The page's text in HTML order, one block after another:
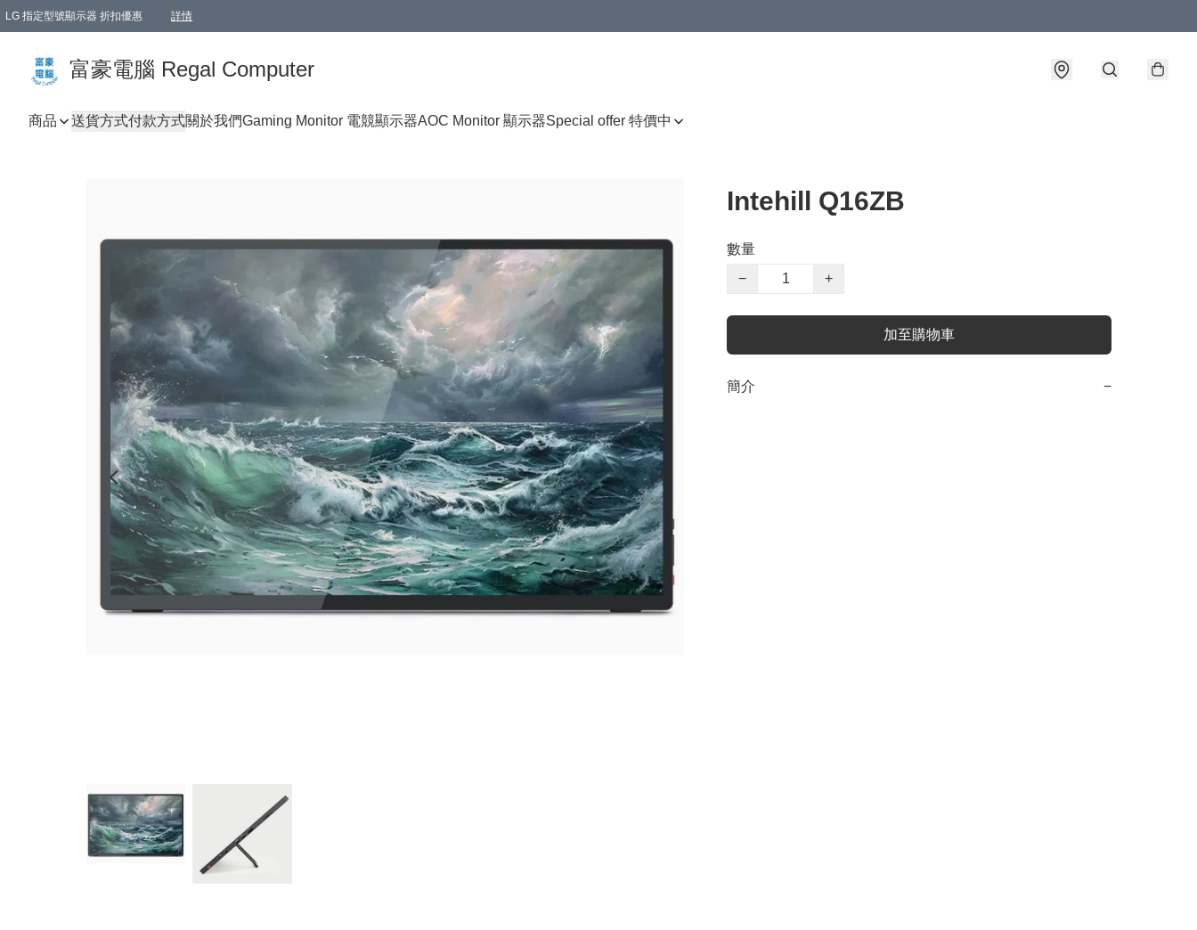
LG 指定型號顯示器 折扣優惠 詳情
富豪電腦 Regal Computer
商品 送貨方式付款方式關於我們Gaming Monitor 電競顯示器AOC Monitor 顯示器Special offer 特價中
Intehill Q16ZB
數量
−
+
加至購物車
簡介 −